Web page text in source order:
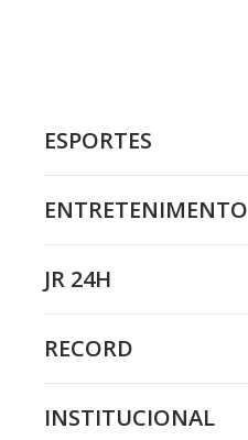
ESPORTES
ENTRETENIMENTO
JR 24H
RECORD
INSTITUCIONAL